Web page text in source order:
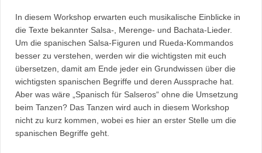
In diesem Workshop erwarten euch musikalische Einblicke in
die Texte bekannter Salsa-, Merenge- und Bachata-Lieder.
Um die spanischen Salsa-Figuren und Rueda-Kommandos
besser zu verstehen, werden wir die wichtigsten mit euch
übersetzen, damit am Ende jeder ein Grundwissen über die
wichtigsten spanischen Begriffe und deren Aussprache hat.
Aber was wäre „Spanisch für Salseros“ ohne die Umsetzung
beim Tanzen? Das Tanzen wird auch in diesem Workshop
nicht zu kurz kommen, wobei es hier an erster Stelle um die
spanischen Begriffe geht.